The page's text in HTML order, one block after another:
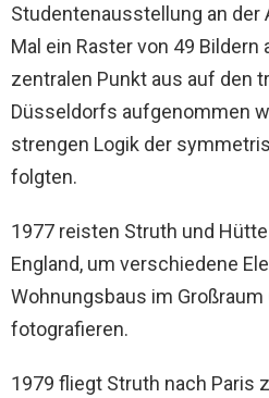
Studentenausstellung an der
Mal ein Raster von 49 Bildern
zentralen Punkt aus auf den
Düsseldorfs aufgenommen
strengen Logik der
folgten.
1977 reisten Struth und
England, um verschiedene
Wohnungsbaus im
fotografieren.
1979 fliegt Struth nach Paris